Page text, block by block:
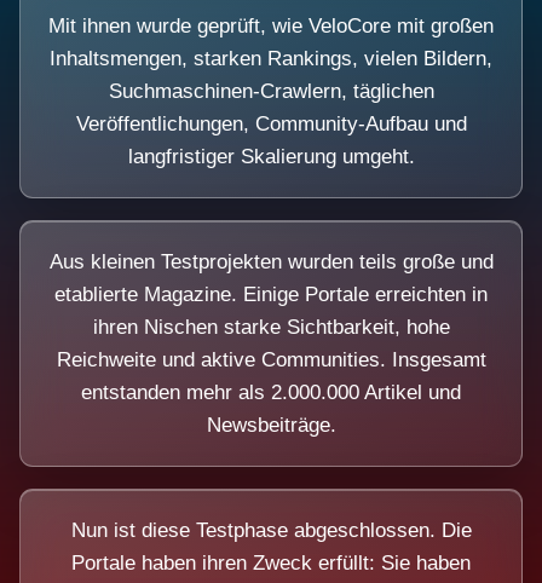
Mit ihnen wurde geprüft, wie VeloCore mit großen
Inhaltsmengen, starken Rankings, vielen Bildern,
Suchmaschinen-Crawlern, täglichen
Veröffentlichungen, Community-Aufbau und
langfristiger Skalierung umgeht.
Aus kleinen Testprojekten wurden teils große und
etablierte Magazine. Einige Portale erreichten in
ihren Nischen starke Sichtbarkeit, hohe
Reichweite und aktive Communities. Insgesamt
entstanden mehr als 2.000.000 Artikel und
Newsbeiträge.
Nun ist diese Testphase abgeschlossen. Die
Portale haben ihren Zweck erfüllt: Sie haben